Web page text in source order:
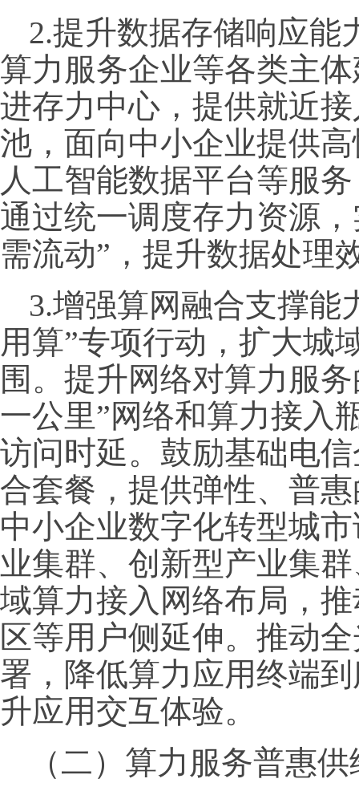
2.提升数据存储响应能
算力服务企业等各类主
进存力中心，提供就近
池，面向中小企业提供
人工智能数据平台等服
通过统一调度存力资源
需流动”，提升数据处理
3.增强算网融合支撑能
用算”专项行动，扩大城
围。提升网络对算力服
一公里”网络和算力接入
访问时延。鼓励基础电
合套餐，提供弹性、普
中小企业数字化转型城
业集群、创新型产业集
域算力接入网络布局，
区等用户侧延伸。推动
署，降低算力应用终端
升应用交互体验。
（二）算力服务普惠